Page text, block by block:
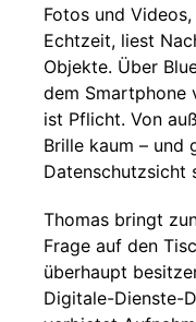
Fotos und
Echtzeit, liest
Objekte. Über
dem Smartphone
ist Pflicht. Von
Brille kaum – und
Datenschutzsicht
Thomas bringt
Frage auf den
überhaupt
Digitale-Dienste-